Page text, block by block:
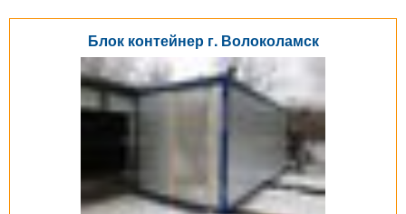
Блок контейнер г. Волоколамск